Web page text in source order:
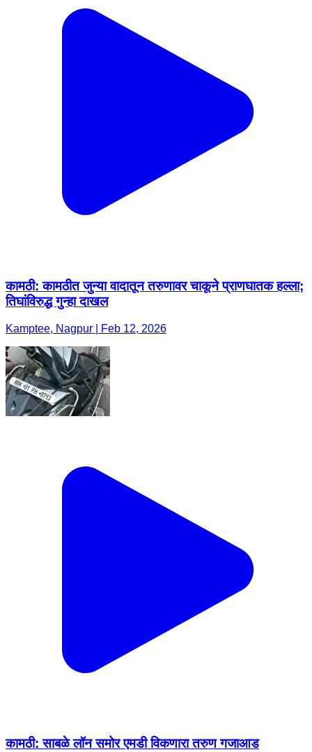
कामठी: कामठीत जुन्या वादातून तरुणावर चाकूने प्राणघातक हल्ला;
तिघांविरुद्ध गुन्हा दाखल
Kamptee, Nagpur | Feb 12, 2026
कामठी: साबळे लॉन समोर एमडी विकणारा तरुण गजाआड